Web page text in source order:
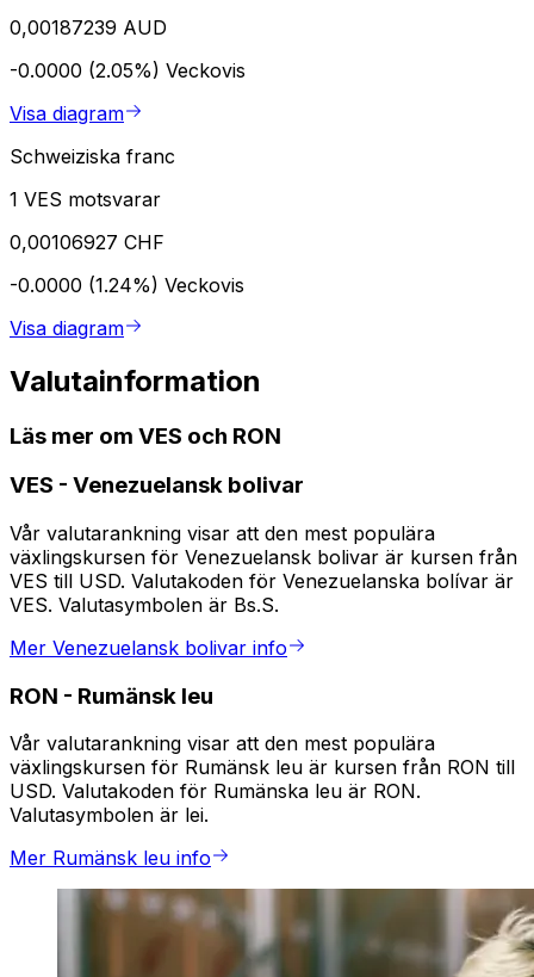
0,00187239 AUD
-0.0000 (2.05%) Veckovis
Visa diagram
Schweiziska franc
1 VES motsvarar
0,00106927 CHF
-0.0000 (1.24%) Veckovis
Visa diagram
Valutainformation
Läs mer om VES och RON
VES - Venezuelansk bolivar
Vår valutarankning visar att den mest populära
växlingskursen för Venezuelansk bolivar är kursen från
VES till USD. Valutakoden för Venezuelanska bolívar är
VES. Valutasymbolen är Bs.S.
Mer Venezuelansk bolivar info
RON - Rumänsk leu
Vår valutarankning visar att den mest populära
växlingskursen för Rumänsk leu är kursen från RON till
USD. Valutakoden för Rumänska leu är RON.
Valutasymbolen är lei.
Mer Rumänsk leu info